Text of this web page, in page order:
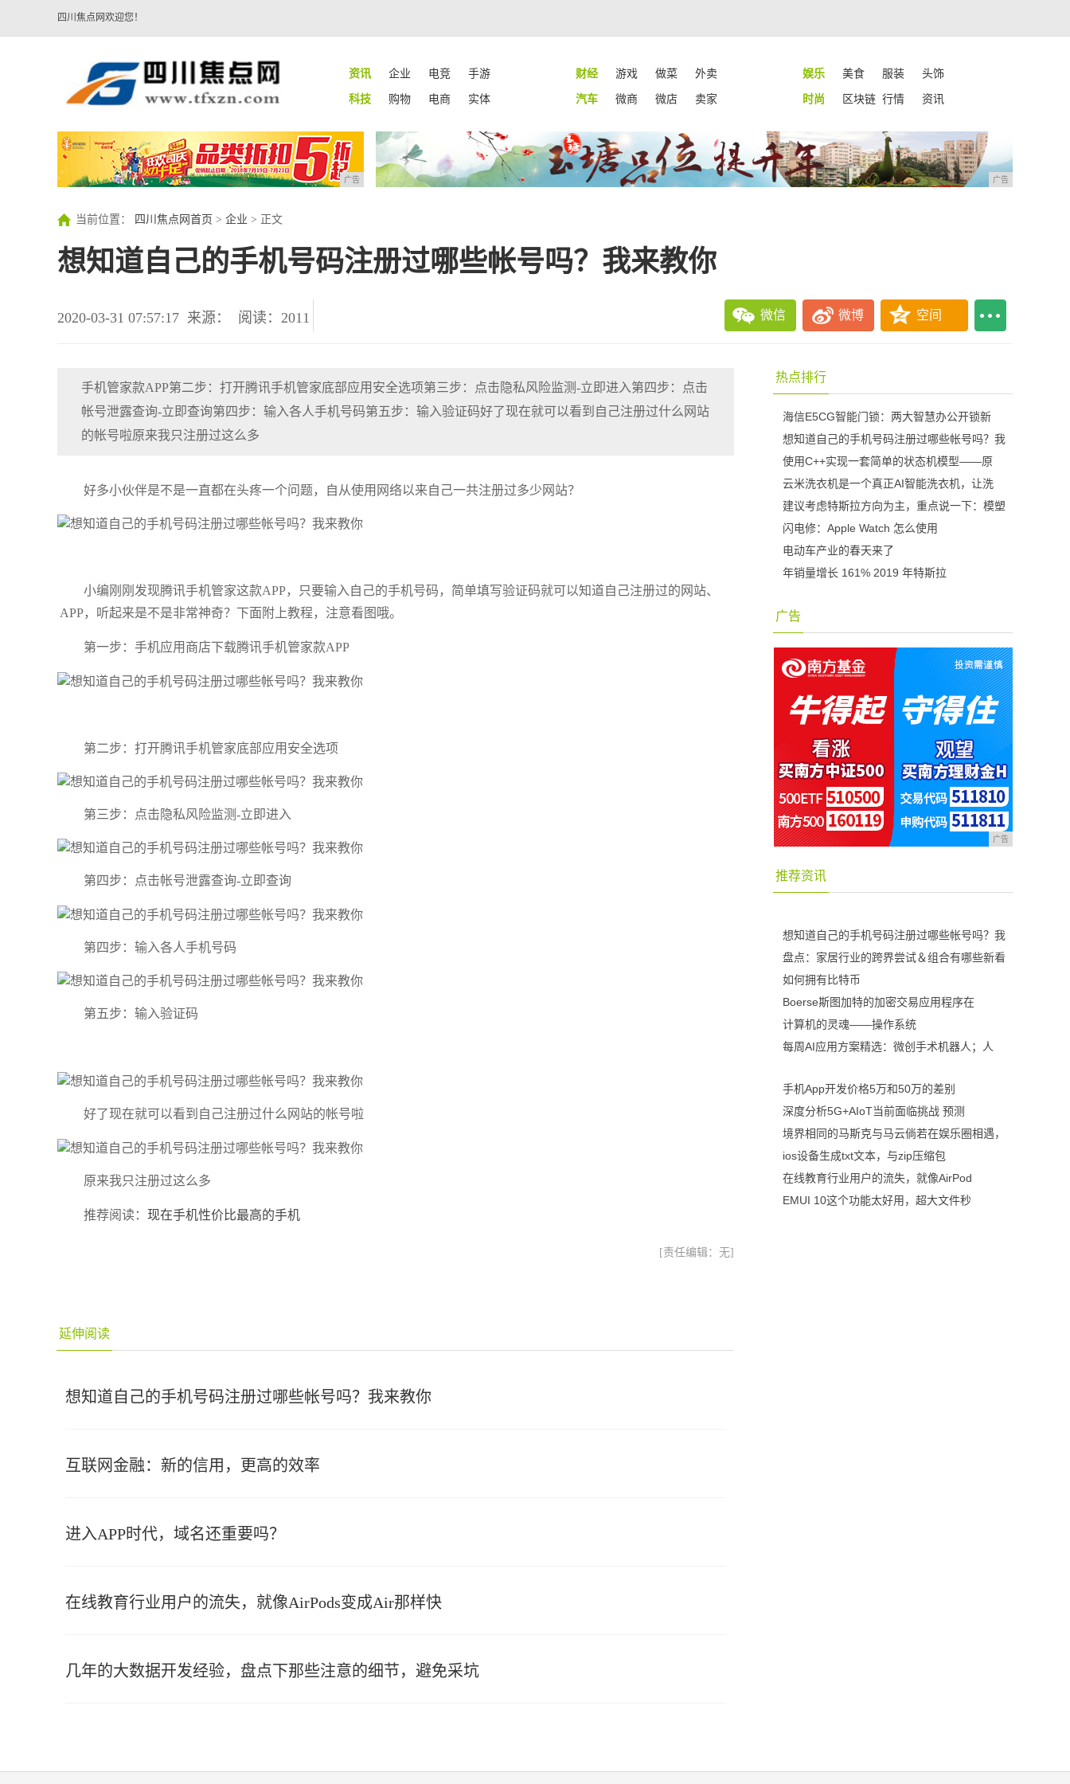
四川焦点网欢迎您！
资讯 企业 电竞 手游 财经 游戏 做菜 外卖 娱乐 美食 服装
头饰
科技
购物 电商 实体 汽车 微商 微店 卖家 时尚 区块链 行情 资讯
广告 广告
当前位置： 四川焦点网首页 > 企业 > 正文
想知道自己的手机号码注册过哪些帐号吗？我来教你
2020-03-31 07:57:17 来源： 阅读：2011 微信 微博 空间
手机管家款APP第二步：打开腾讯手机管家底部应用安全选项第三步：点击隐私风险监测-立即进入第四步：点击
帐号泄露查询-立即查询第四步：输入各人手机号码第五步：输入验证码好了现在就可以看到自己注册过什么网站
的帐号啦原来我只注册过这么多
好多小伙伴是不是一直都在头疼一个问题，自从使用网络以来自己一共注册过多少网站？
小编刚刚发现腾讯手机管家这款APP，只要输入自己的手机号码，简单填写验证码就可以知道自己注册过的网站、
APP，听起来是不是非常神奇？下面附上教程，注意看图哦。
第一步：手机应用商店下载腾讯手机管家款APP
第二步：打开腾讯手机管家底部应用安全选项
第三步：点击隐私风险监测-立即进入
第四步：点击帐号泄露查询-立即查询
第四步：输入各人手机号码
第五步：输入验证码
好了现在就可以看到自己注册过什么网站的帐号啦
原来我只注册过这么多
推荐阅读： 现在手机性价比最高的手机
[责任编辑：无]
延伸阅读
想知道自己的手机号码注册过哪些帐号吗？我来教你
​互联网金融：新的信用，更高的效率
进入APP时代，域名还重要吗？
在线教育行业用户的流失，就像AirPods变成Air那样快
几年的大数据开发经验，盘点下那些注意的细节，避免采坑
热点排行
海信E5CG智能门锁：两大智慧办公开锁新
想知道自己的手机号码注册过哪些帐号吗？我
使用C++实现一套简单的状态机模型——原
云米洗衣机是一个真正AI智能洗衣机，让洗
建议考虑特斯拉方向为主，重点说一下：模塑
闪电修：Apple Watch 怎么使用
电动车产业的春天来了
年销量增长 161% 2019 年特斯拉
广告
广告
推荐资讯
想知道自己的手机号码注册过哪些帐号吗？我
盘点：家居行业的跨界尝试＆组合有哪些新看
如何拥有比特币
Boerse斯图加特的加密交易应用程序在
计算机的灵魂——操作系统
每周AI应用方案精选：微创手术机器人；人
手机App开发价格5万和50万的差别
深度分析5G+AIoT当前面临挑战 预测
境界相同的马斯克与马云倘若在娱乐圈相遇，
ios设备生成txt文本，与zip压缩包
在线教育行业用户的流失，就像AirPod
EMUI 10这个功能太好用，超大文件秒